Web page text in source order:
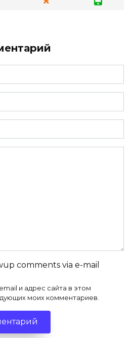
comments via e-mail
и адрес сайта в этом
моих комментариев.